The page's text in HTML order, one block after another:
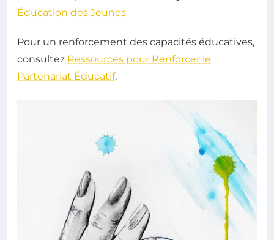
Éducation des Jeunes
Pour un renforcement des capacités éducatives,
consultez Ressources pour Renforcer le
Partenariat Éducatif.